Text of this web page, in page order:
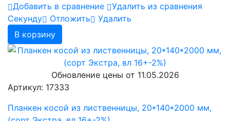
Добавить в сравнение
Удалить из сравнения
Cекунду
Отложить
Удалить
В корзину
Обновление цены от 11.05.2026
Артикул: 17333
Планкен косой из лиственницы, 20*140*2000 мм,